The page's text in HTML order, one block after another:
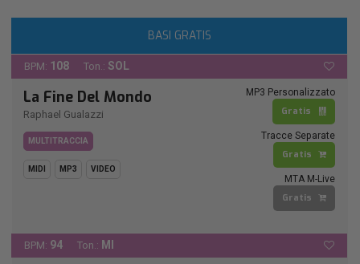
BASI GRATIS
BPM: 108 Ton.: SOL
La Fine Del Mondo
Raphael Gualazzi
MULTITRACCIA
MIDI MP3 VIDEO
MP3 Personalizzato
Gratis
Tracce Separate
Gratis
MTA M-Live
Gratis
BPM: 94 Ton.: MI